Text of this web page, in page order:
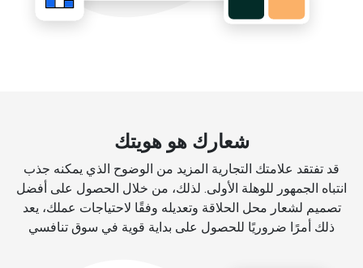
شعارك هو هويتك
قد تفتقد علامتك التجارية المزيد من الوضوح الذي يمكنه جذب
انتباه الجمهور للوهلة الأولى. لذلك، من خلال الحصول على أفضل
تصميم لشعار محل الحلاقة وتعديله وفقًا لاحتياجات عملك، يعد
ذلك أمرًا ضروريًا للحصول على بداية قوية في سوق تنافسي